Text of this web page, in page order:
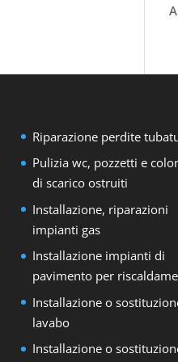
Riparazione perdite
Pulizia wc, pozzetti e
di scarico ostruiti
Installazione, riparazioni
impianti gas
Installazione impianti di
pavimento per
Installazione o
lavabo
Installazione o